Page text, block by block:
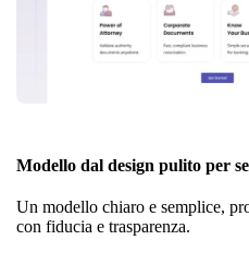
Modello dal design pulito per
Un modello chiaro e semplice,
con fiducia e trasparenza.